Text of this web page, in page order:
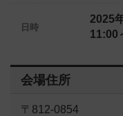
日時
2025
11:00
会場住所
〒812-0854